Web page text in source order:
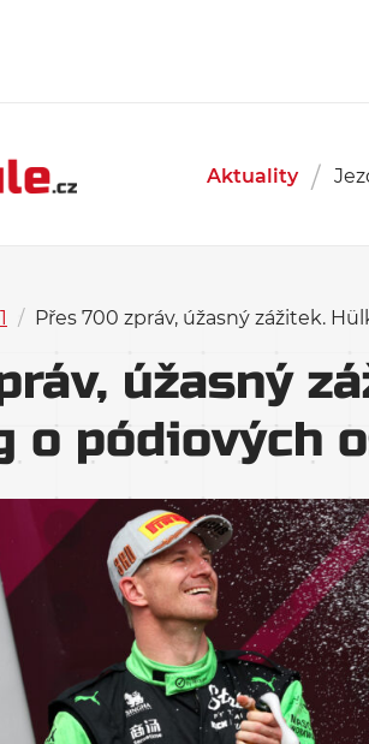
Aktuality
/ Přes 700 zpráv, úžasný zážitek.
úžasný
o pódiových